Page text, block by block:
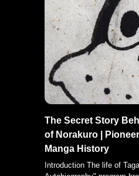
The Secret Story
of Norakuro |
Manga History
Introduction The life of